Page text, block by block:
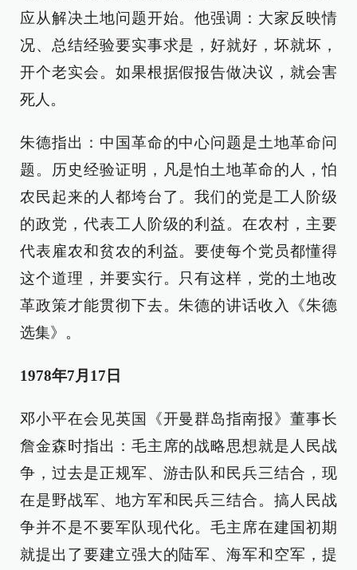
应从解决土地问题开始。他强调：大家反映情
况、总结经验要实事求是，好就好，坏就坏，
开个老实会。如果根据假报告做决议，就会害
死人。
朱德指出：中国革命的中心问题是土地革命问
题。历史经验证明，凡是怕土地革命的人，怕
农民起来的人都垮台了。我们的党是工人阶级
的政党，代表工人阶级的利益。在农村，主要
代表雇农和贫农的利益。要使每个党员都懂得
这个道理，并要实行。只有这样，党的土地改
革政策才能贯彻下去。朱德的讲话收入《朱德
选集》。
1978年7月17日
邓小平在会见英国《开曼群岛指南报》董事长
詹金森时指出：毛主席的战略思想就是人民战
争，过去是正规军、游击队和民兵三结合，现
在是野战军、地方军和民兵三结合。搞人民战
争并不是不要军队现代化。毛主席在建国初期
就提出了要建立强大的陆军、海军和空军，提